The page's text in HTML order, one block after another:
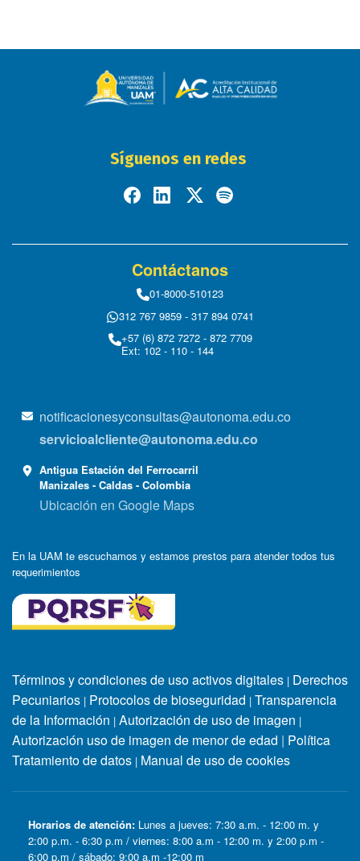
Síguenos en redes
Contáctanos
01-8000-510123
312 767 9859 - 317 894 0741
+57 (6) 872 7272 - 872 7709
Ext: 102 - 110 - 144
notificacionesyconsultas@autonoma.edu.co
servicioalcliente@autonoma.edu.co
Antigua Estación del Ferrocarril
Manizales - Caldas - Colombia
Ubicación en Google Maps
En la UAM te escuchamos y estamos prestos para atender todos tus
requerimientos
Términos y condiciones de uso activos digitales | Derechos
Pecuniarios | Protocolos de bioseguridad | Transparencia
de la Información | Autorización de uso de imagen |
Autorización uso de imagen de menor de edad | Política
Tratamiento de datos | Manual de uso de cookies
Horarios de atención: Lunes a jueves: 7:30 a.m. - 12:00 m. y
2:00 p.m. - 6:30 p.m / viernes: 8:00 a.m - 12:00 m. y 2:00 p.m -
6:00 p.m / sábado: 9:00 a.m -12:00 m